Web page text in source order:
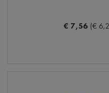
€ 7,56 (€